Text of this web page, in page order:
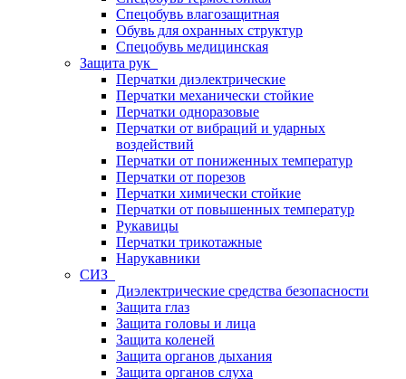
Спецобувь влагозащитная
Обувь для охранных структур
Спецобувь медицинская
Защита рук
Перчатки диэлектрические
Перчатки механически стойкие
Перчатки одноразовые
Перчатки от вибраций и ударных
воздействий
Перчатки от пониженных температур
Перчатки от порезов
Перчатки химически стойкие
Перчатки от повышенных температур
Рукавицы
Перчатки трикотажные
Нарукавники
СИЗ
Диэлектрические средства безопасности
Защита глаз
Защита головы и лица
Защита коленей
Защита органов дыхания
Защита органов слуха